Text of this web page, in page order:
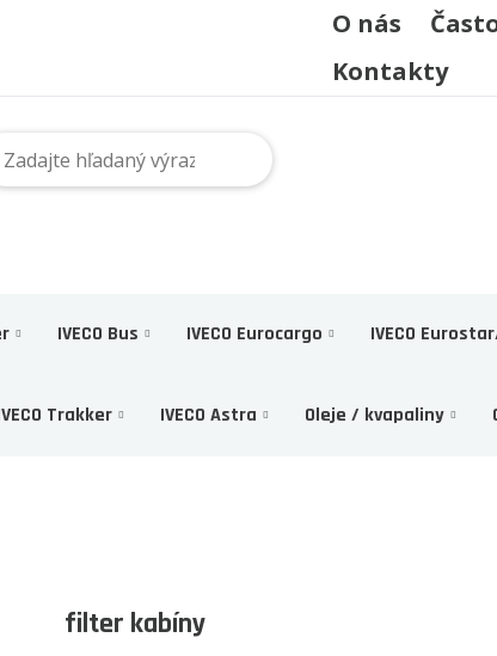
O nás
Kontakty
IVECO Bus IVECO Eurocargo IVECO
Trakker IVECO Astra Oleje / kvapaliny
filter kabíny